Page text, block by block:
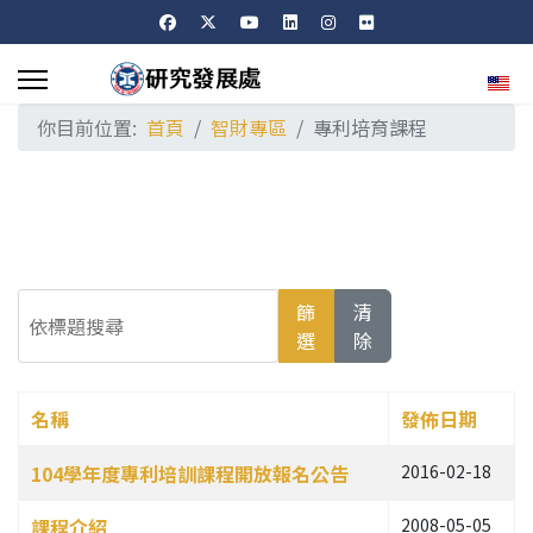
選擇
你目前位置: 首頁 智財專區 專利培育課程
篩
選
清
除
文章列表
名稱
發佈日期
104學年度專利培訓課程開放報名公告
2016-02-18
課程介紹 2008-05-05